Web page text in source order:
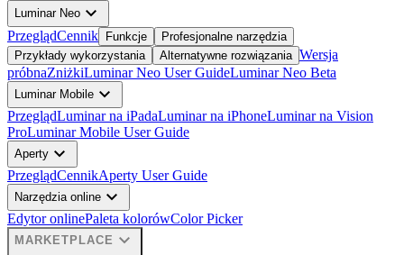
Luminar Neo expand_more
PrzeglądCennik Funkcje
Profesjonalne narzędzia
Przykłady wykorzystania
Alternatywne rozwiązania Wersja
próbnaZniżkiLuminar Neo User GuideLuminar Neo Beta
Luminar Mobile expand_more
PrzeglądLuminar na iPadaLuminar na iPhoneLuminar na Vision
ProLuminar Mobile User Guide
Aperty expand_more
PrzeglądCennikAperty User Guide
Narzędzia online expand_more
Edytor onlinePaleta kolorówColor Picker
MARKETPLACE expand_more